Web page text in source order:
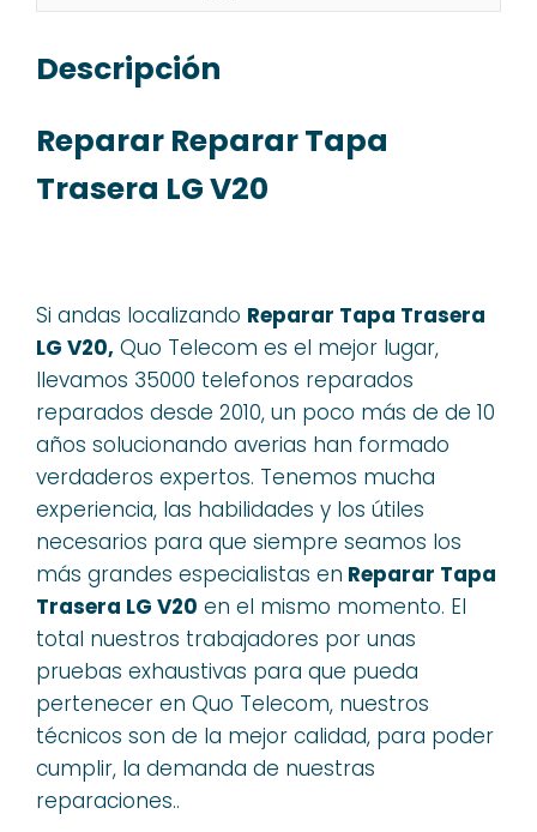
Descripción
Reparar Reparar Tapa
Trasera LG V20
Si andas localizando Reparar Tapa Trasera
LG V20, Quo Telecom es el mejor lugar,
llevamos 35000 telefonos reparados
reparados desde 2010, un poco más de de 10
años solucionando averias han formado
verdaderos expertos. Tenemos mucha
experiencia, las habilidades y los útiles
necesarios para que siempre seamos los
más grandes especialistas en Reparar Tapa
Trasera LG V20 en el mismo momento. El
total nuestros trabajadores por unas
pruebas exhaustivas para que pueda
pertenecer en Quo Telecom, nuestros
técnicos son de la mejor calidad, para poder
cumplir, la demanda de nuestras
reparaciones..